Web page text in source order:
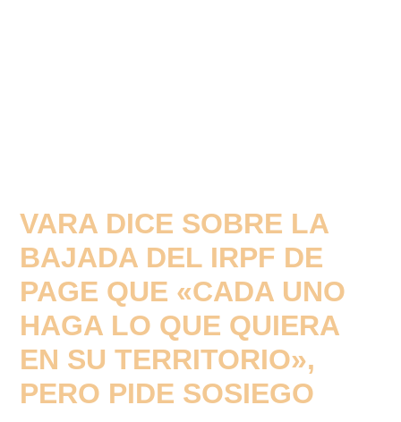
VARA DICE SOBRE LA
BAJADA DEL IRPF DE
PAGE QUE «CADA UNO
HAGA LO QUE QUIERA
EN SU TERRITORIO»,
PERO PIDE SOSIEGO